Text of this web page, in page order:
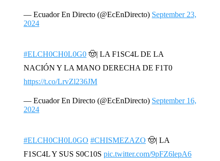
— Ecuador En Directo (@EcEnDirecto) September 23,
2024
#ELCH0CH0L0G0 🤠| LA F1SC4L DE LA
NACIÓN Y LA MANO DERECHA DE F1T0
https://t.co/LrvZl236JM
— Ecuador En Directo (@EcEnDirecto) September 16,
2024
#ELCH0CH0L0GO #CHISMEZAZO 🤠| LA
F1SC4L Y SUS S0C10S pic.twitter.com/9pFZ6lepA6